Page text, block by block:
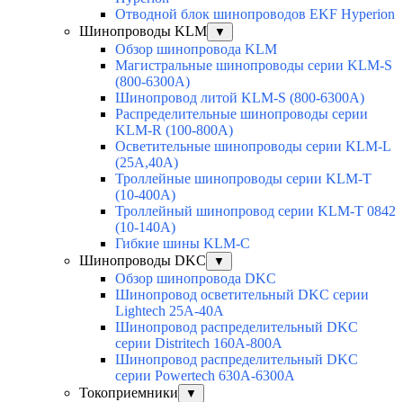
Отводной блок шинопроводов EKF Hyperion
Шинопроводы KLM
▼
Обзор шинопровода KLM
Магистральные шинопроводы серии KLM-S
(800-6300А)
Шинопровод литой KLM-S (800-6300А)
Распределительные шинопроводы серии
KLM-R (100-800А)
Осветительные шинопроводы серии KLM-L
(25А,40А)
Троллейные шинопроводы серии KLM-T
(10-400А)
Троллейный шинопровод серии KLM-T 0842
(10-140А)
Гибкие шины KLM-С
Шинопроводы DKC
▼
Обзор шинопровода DKC
Шинопровод осветительный DKC серии
Lightech 25А-40А
Шинопровод распределительный DKC
серии Distritech 160А-800А
Шинопровод распределительный DKC
серии Powertech 630А-6300А
Токоприемники
▼